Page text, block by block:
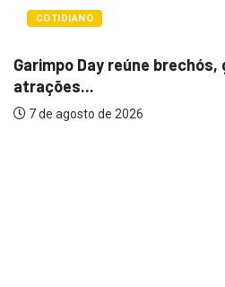
COTIDIANO
Garimpo Day reúne
atrações...
7 de agosto de 2026